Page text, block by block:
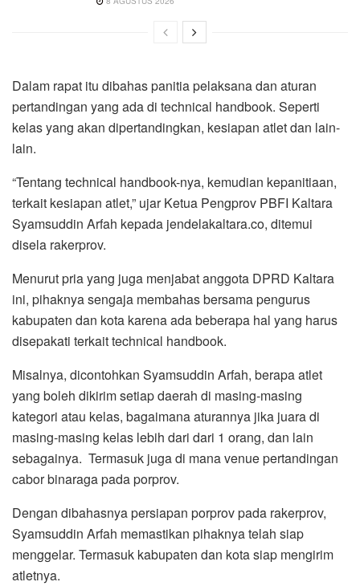
Dalam rapat itu dibahas panitia pelaksana dan aturan
pertandingan yang ada di technical handbook. Seperti
kelas yang akan dipertandingkan, kesiapan atlet dan lain-
lain.
“Tentang technical handbook-nya, kemudian kepanitiaan,
terkait kesiapan atlet,” ujar Ketua Pengprov PBFI Kaltara
Syamsuddin Arfah kepada jendelakaltara.co, ditemui
disela rakerprov.
Menurut pria yang juga menjabat anggota DPRD Kaltara
ini, pihaknya sengaja membahas bersama pengurus
kabupaten dan kota karena ada beberapa hal yang harus
disepakati terkait technical handbook.
Misalnya, dicontohkan Syamsuddin Arfah, berapa atlet
yang boleh dikirim setiap daerah di masing-masing
kategori atau kelas, bagaimana aturannya jika juara di
masing-masing kelas lebih dari dari 1 orang, dan lain
sebagainya. Termasuk juga di mana venue pertandingan
cabor binaraga pada porprov.
Dengan dibahasnya persiapan porprov pada rakerprov,
Syamsuddin Arfah memastikan pihaknya telah siap
menggelar. Termasuk kabupaten dan kota siap mengirim
atletnya.